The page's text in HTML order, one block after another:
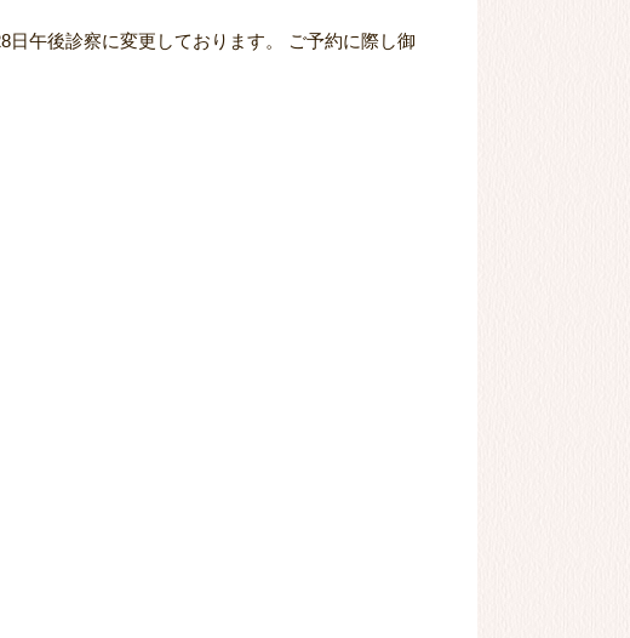
午後診察に変更しております。 ご予約に際し御